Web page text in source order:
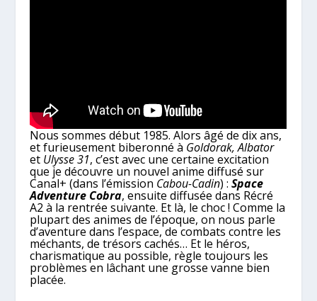
Nous sommes début 1985. Alors âgé de dix ans,
et furieusement biberonné à Goldorak, Albator
et Ulysse 31, c’est avec une certaine excitation
que je découvre un nouvel anime diffusé sur
Canal+ (dans l’émission Cabou-Cadin) :Space
Adventure Cobra, ensuite diffusée dans Récré
A2 à la rentrée suivante. Et là, le choc ! Comme la
plupart des animes de l’époque, on nous parle
d’aventure dans l’espace, de combats contre les
méchants, de trésors cachés… Et le héros,
charismatique au possible, règle toujours les
problèmes en lâchant une grosse vanne bien
placée.